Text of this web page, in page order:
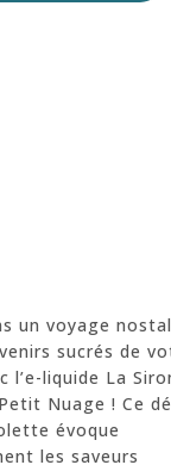
un voyage
sucrés de
l’e-liquide La
Nuage ! Ce
évoque
les saveurs